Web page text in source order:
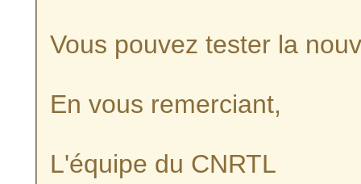
Vous pouvez tester la
En vous remerciant,
L'équipe du CNRTL